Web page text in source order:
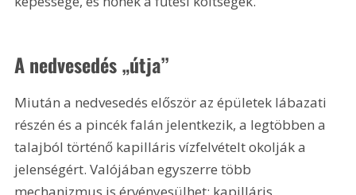
A nedvesedés „útja”
Miután a nedvesedés először az épületek lábazati
részén és a pincék falán jelentkezik, a legtöbben a
talajból történő kapilláris vízfelvételt okolják a
jelenségért. Valójában egyszerre több
mechanizmus is érvényesülhet: kapilláris